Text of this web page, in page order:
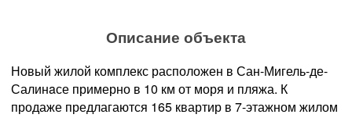
Описание объекта
Новый жилой комплекс расположен в Сан-Мигель-де-
Салинaсе примерно в 10 км от моря и пляжа. К
продаже предлагаются 165 квартир в 7-этажном жилом